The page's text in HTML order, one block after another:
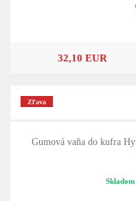
32,10 EUR
Zľava
Gumová vaňa do kufra